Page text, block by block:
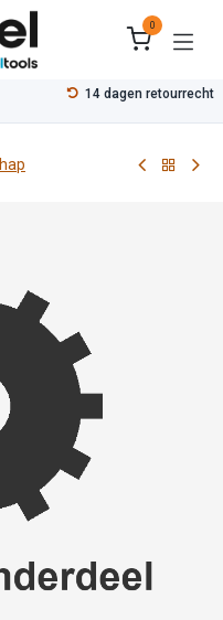
0
14 dagen retourrecht